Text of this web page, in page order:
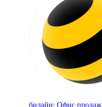
билайн: Офис продаж